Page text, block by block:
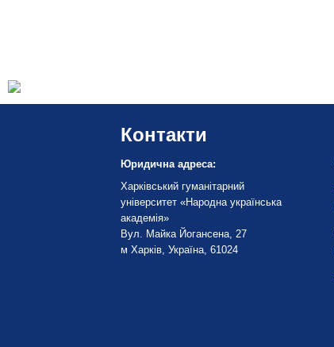
Контакти
Юридична адреса:
Харківський гуманітарний
університет «Народна українська
академія»
Вул. Майка Йогансена, 27
м Харків, Україна, 61024